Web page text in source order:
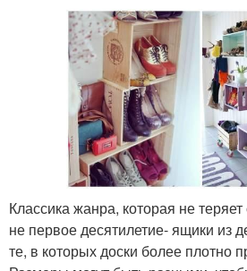
Классика жанра, которая не
не первое десятилетие- ящики из
те, в которых доски более плотно